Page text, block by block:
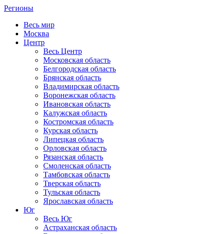
Регионы
Весь мир
Москва
Центр
Весь Центр
Московская область
Белгородская область
Брянская область
Владимирская область
Воронежская область
Ивановская область
Калужская область
Костромская область
Курская область
Липецкая область
Орловская область
Рязанская область
Смоленская область
Тамбовская область
Тверская область
Тульская область
Ярославская область
Юг
Весь Юг
Астраханская область